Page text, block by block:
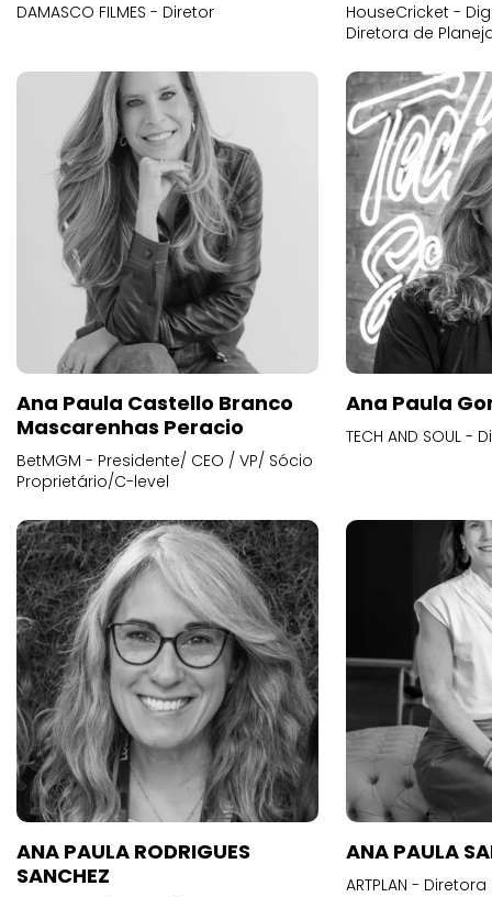
DAMASCO FILMES - Diretor
HouseCricket -
Diretora de
Ana Paula Castello Branco
Mascarenhas Peracio
BetMGM - Presidente/ CEO / VP/ Sócio
Proprietário/C-level
Ana Paula
TECH AND SOUL
ANA PAULA RODRIGUES
SANCHEZ
ANA PAULA
ARTPLAN -